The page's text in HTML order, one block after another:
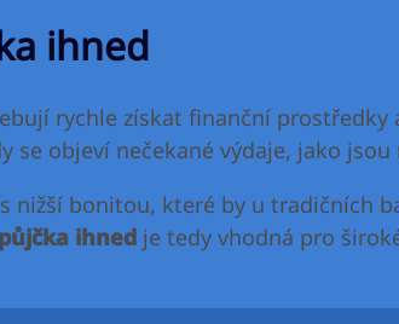
ihned
rychle získat finanční
se objeví nečekané výdaje, jako
nižší bonitou, které by u tradičních
ihned je tedy vhodná pro